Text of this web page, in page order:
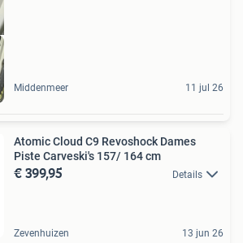
Middenmeer 11 jul 26
Atomic Cloud C9 Revoshock Dames
Piste Carveski's 157/ 164 cm
€ 399,95 Details
Zevenhuizen 13 jun 26